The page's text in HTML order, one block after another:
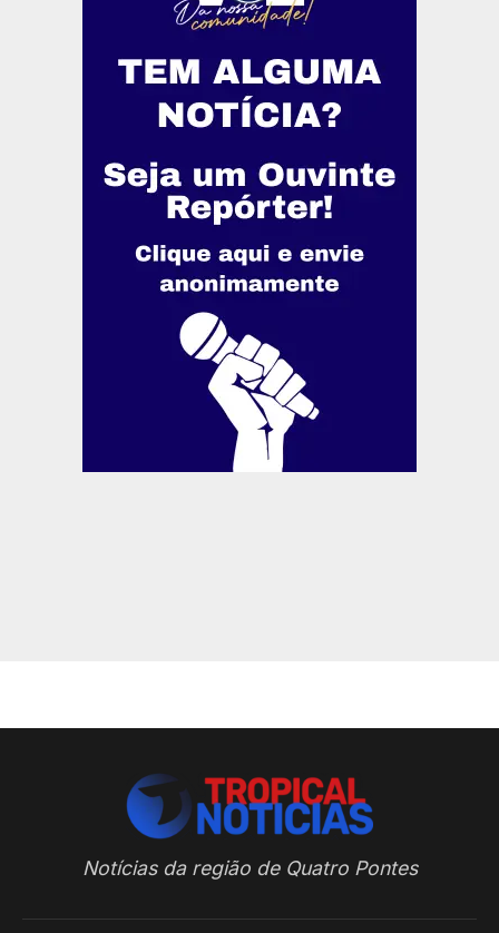
Notícias da região de Quatro Pontes